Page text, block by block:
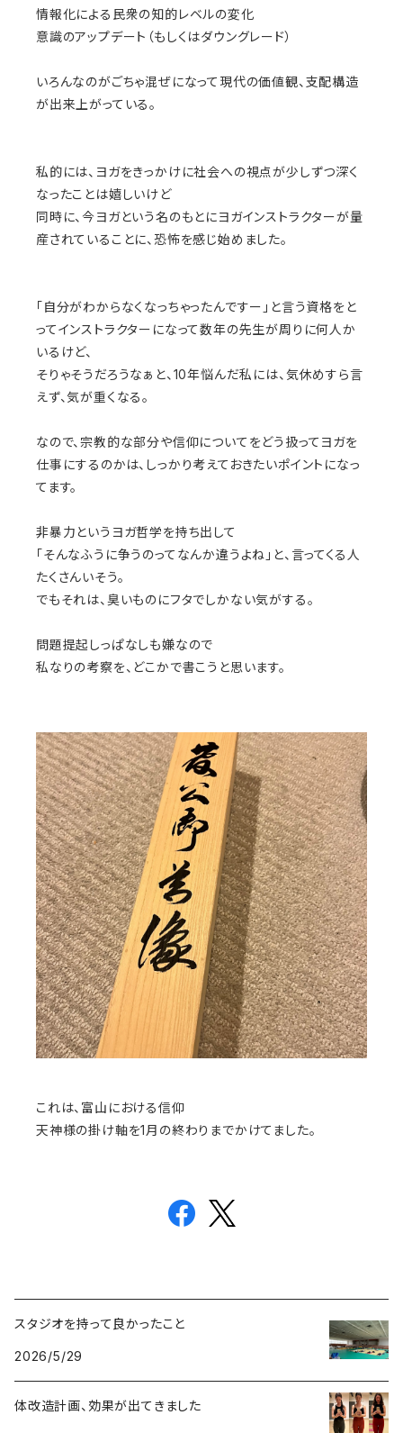
情報化による民衆の知的レベルの変化
意識のアップデート（もしくはダウングレード）
いろんなのがごちゃ混ぜになって現代の価値観、支配構造
が出来上がっている。
私的には、ヨガをきっかけに社会への視点が少しずつ深く
なったことは嬉しいけど
同時に、今ヨガという名のもとにヨガインストラクターが量
産されていることに、恐怖を感じ始めました。
「自分がわからなくなっちゃったんですー」と言う資格をと
ってインストラクターになって数年の先生が周りに何人か
いるけど、
そりゃそうだろうなぁと、10年悩んだ私には、気休めすら言
えず、気が重くなる。
なので、宗教的な部分や信仰についてをどう扱ってヨガを
仕事にするのかは、しっかり考えておきたいポイントになっ
てます。
非暴力というヨガ哲学を持ち出して
「そんなふうに争うのってなんか違うよね」と、言ってくる人
たくさんいそう。
でもそれは、臭いものにフタでしかない気がする。
問題提起しっぱなしも嫌なので
私なりの考察を、どこかで書こうと思います。
これは、富山における信仰
天神様の掛け軸を1月の終わりまでかけてました。
スタジオを持って良かったこと
2026/5/29
体改造計画、効果が出てきました